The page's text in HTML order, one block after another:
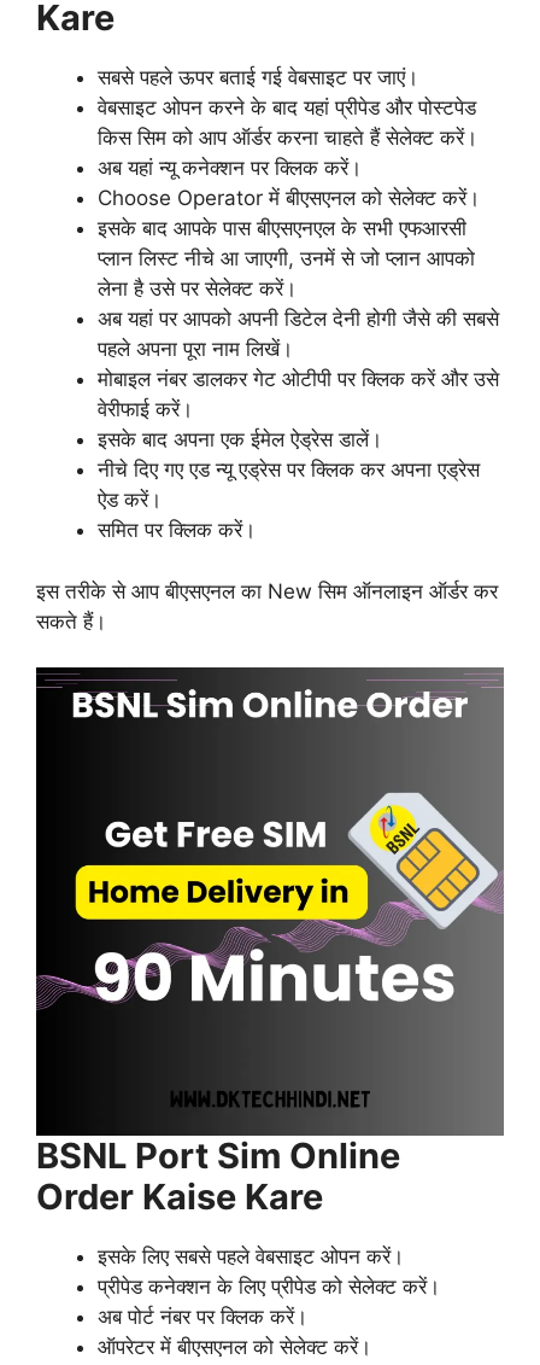
Kare
सबसे पहले ऊपर बताई गई वेबसाइट पर जाएं।
वेबसाइट ओपन करने के बाद यहां प्रीपेड और पोस्टपेड
किस सिम को आप ऑर्डर करना चाहते हैं सेलेक्ट करें।
अब यहां न्यू कनेक्शन पर क्लिक करें।
Choose Operator में बीएसएनल को सेलेक्ट करें।
इसके बाद आपके पास बीएसएनएल के सभी एफआरसी
प्लान लिस्ट नीचे आ जाएगी, उनमें से जो प्लान आपको
लेना है उसे पर सेलेक्ट करें।
अब यहां पर आपको अपनी डिटेल देनी होगी जैसे की सबसे
पहले अपना पूरा नाम लिखें।
मोबाइल नंबर डालकर गेट ओटीपी पर क्लिक करें और उसे
वेरीफाई करें।
इसके बाद अपना एक ईमेल ऐड्रेस डालें।
नीचे दिए गए एड न्यू एड्रेस पर क्लिक कर अपना एड्रेस
ऐड करें।
समित पर क्लिक करें।
इस तरीके से आप बीएसएनल का New सिम ऑनलाइन ऑर्डर कर
सकते हैं।
BSNL Port Sim Online
Order Kaise Kare
इसके लिए सबसे पहले वेबसाइट ओपन करें।
प्रीपेड कनेक्शन के लिए प्रीपेड को सेलेक्ट करें।
अब पोर्ट नंबर पर क्लिक करें।
ऑपरेटर में बीएसएनल को सेलेक्ट करें।